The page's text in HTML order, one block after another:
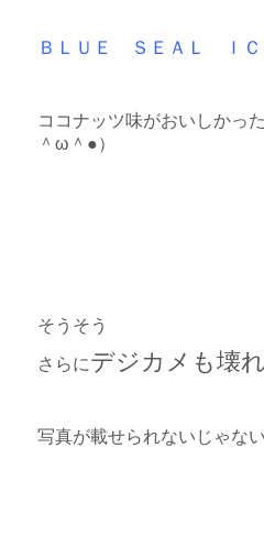
ＢＬＵＥ ＳＥＡＬ ＩＣ
ココナッツ味がおいしかっ
＾ω＾●）
そうそう
さらにデジカメも壊
写真が載せられないじゃな